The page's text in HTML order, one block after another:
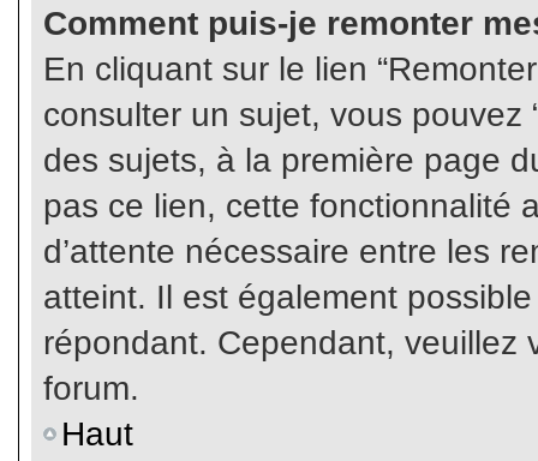
Comment puis-je remonter
En cliquant sur le lien
consulter un sujet, vous pouvez
des sujets, à la première page
pas ce lien, cette fonctionnalité
d’attente nécessaire entre les
atteint. Il est également
répondant. Cependant, veuillez
forum.
Haut